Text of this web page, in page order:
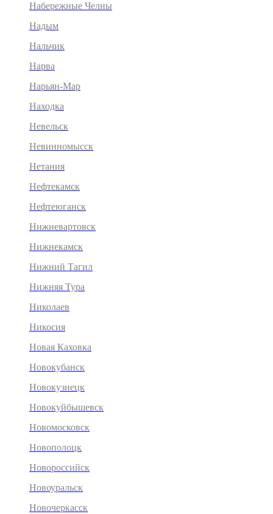
Набережные Челны
Надым
Нальчик
Нарва
Нарьян-Мар
Находка
Невельск
Невинномысск
Нетания
Нефтекамск
Нефтеюганск
Нижневартовск
Нижнекамск
Нижний Тагил
Нижняя Тура
Николаев
Никосия
Новая Каховка
Новокубанск
Новокузнецк
Новокуйбышевск
Новомосковск
Новополоцк
Новороссийск
Новоуральск
Новочеркасск